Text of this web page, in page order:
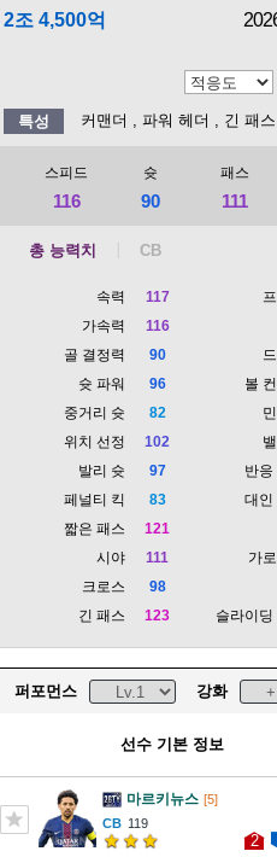
2조 4,500억
특성 커맨더 , 파워 헤더 , 긴 패
스피드
116
슛
90
패스
111
총 능력치
속력
117
가속력
116
골 결정력
90
슛 파워
96
중거리 슛
82
위치 선정
102
발리 슛
97
페널티 킥
83
짧은 패스
121
시야
111
크로스
98
긴 패스
123
볼
반응
대인
가
슬라이딩
퍼포먼스 강화
선수 기본 정보
마르키뉴스 [5]
119
2